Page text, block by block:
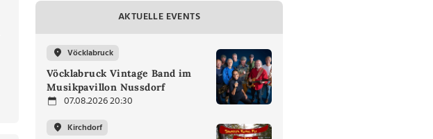
AKTUELLE EVENTS
Vöcklabruck
Vöcklabruck Vintage Band im
Musikpavillon Nussdorf
07.08.2026 20:30
Kirchdorf